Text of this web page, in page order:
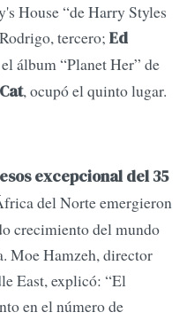
House “de Harry Styles
tercero; Ed
álbum “Planet Her” de
, ocupó el quinto lugar.
excepcional del 35
del Norte emergieron
crecimiento del mundo
Moe Hamzeh, director
East, explicó: “El
en el número de